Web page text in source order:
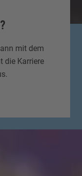
mit dem
die Karriere